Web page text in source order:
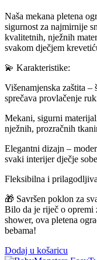
Naša mekana pletena
sigurnost za najmirnije
kvalitetnih, nježnih
svakom dječjem
💫 Karakteristike:
Višenamjenska zaštita –
sprečava provlačenje
Mekani, sigurni
nježnih, prozračnih
Elegantni dizajn –
svaki interijer dječje sobe
Fleksibilna i
🎁 Savršen poklon za
Bilo da je riječ o opremi
shower, ova pletena
bebama!
Dodaj u košaricu